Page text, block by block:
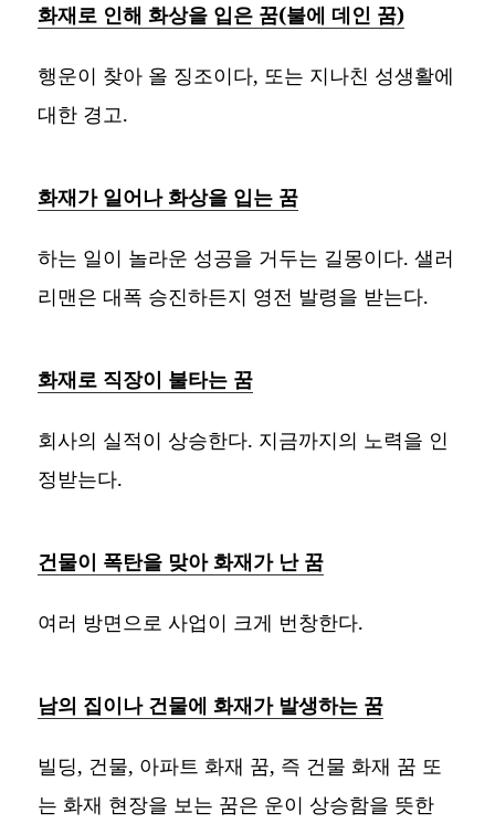
화재로 인해 화상을 입은 꿈(불에 데인 꿈)
행운이 찾아 올 징조이다, 또는 지나친 성생활에
대한 경고.
화재가 일어나 화상을 입는 꿈
하는 일이 놀라운 성공을 거두는 길몽이다. 샐러
리맨은 대폭 승진하든지 영전 발령을 받는다.
화재로 직장이 불타는 꿈
회사의 실적이 상승한다. 지금까지의 노력을 인
정받는다.
건물이 폭탄을 맞아 화재가 난 꿈
여러 방면으로 사업이 크게 번창한다.
남의 집이나 건물에 화재가 발생하는 꿈
빌딩, 건물, 아파트 화재 꿈, 즉 건물 화재 꿈 또
는 화재 현장을 보는 꿈은 운이 상승함을 뜻한